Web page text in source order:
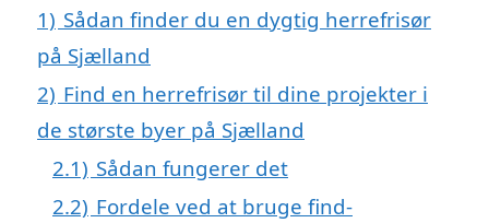
1) Sådan finder du en dygtig herrefrisør
på Sjælland
2) Find en herrefrisør til dine projekter i
de største byer på Sjælland
2.1) Sådan fungerer det
2.2) Fordele ved at bruge find-